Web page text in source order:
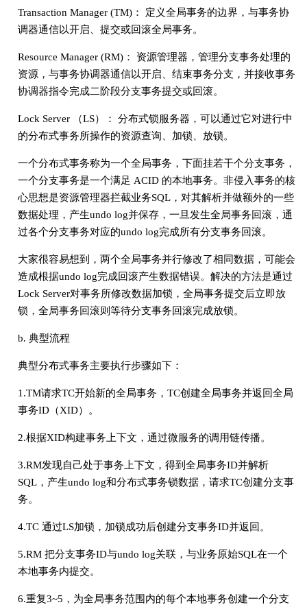
Transaction Manager (TM)： 定义全局事务的边界，与事务协
调器通信以开启、提交或回滚全局事务。
Resource Manager (RM)： 资源管理器，管理分支事务处理的
资源，与事务协调器通信以开启、结束事务分支，并接收事务
协调器指令完成二阶段分支事务提交或回滚。
Lock Server （LS）： 分布式锁服务器，可以通过它对进行中
的分布式事务所操作的资源查询、加锁、放锁。
一个分布式事务称为一个全局事务，下面挂若干个分支事务，
一个分支事务是一个满足 ACID 的本地事务。非侵入事务的核
心思想是资源管理器拦截业务SQL，对其解析并做额外的一些
数据处理，产生undo log并保存，一旦发生全局事务回滚，通
过各个分支事务对应的undo log完成所有分支事务回滚。
大家很容易想到，两个全局事务并行修改了相同数据，可能会
造成根据undo log完成回滚产生数据错误。解决的方法是通过
Lock Server对事务所修改数据加锁，全局事务提交后立即放
锁，全局事务回滚则等待分支事务回滚完成放锁。
b. 典型流程
典型分布式事务主要执行步骤如下：
1.TM请求TC开始新的全局事务，TC创建全局事务并返回全局
事务ID（XID）。
2.根据XID构建事务上下文，通过微服务的调用链传播。
3.RM发现自己处于事务上下文，得到全局事务ID并解析
SQL，产生undo log和分布式事务锁数据，请求TC创建分支事
务。
4.TC 通过LS加锁，加锁成功后创建分支事务ID并返回。
5.RM 把分支事务ID与undo log关联，与业务原始SQL在一个
本地事务内提交。
6.重复3~5，为全局事务范围内的每个本地事务创建一个分支